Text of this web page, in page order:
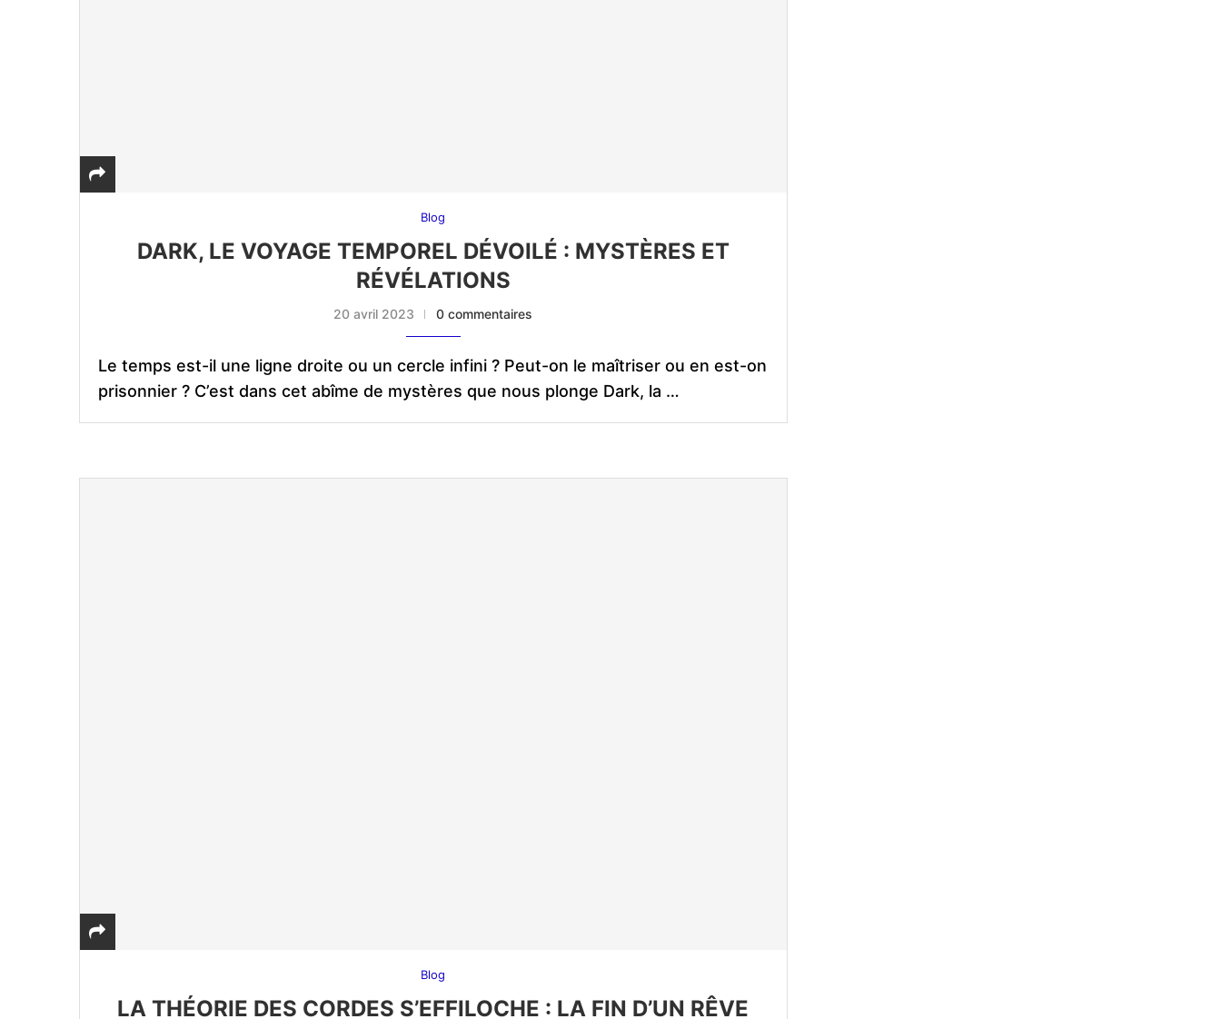
Blog
DARK, LE VOYAGE TEMPOREL DÉVOILÉ : MYSTÈRES ET
RÉVÉLATIONS
20 avril 2023 0 commentaires
Le temps est-il une ligne droite ou un cercle infini ? Peut-on le maîtriser ou en est-on
prisonnier ? C’est dans cet abîme de mystères que nous plonge Dark, la …
Blog
LA THÉORIE DES CORDES S’EFFILOCHE : LA FIN D’UN RÊVE